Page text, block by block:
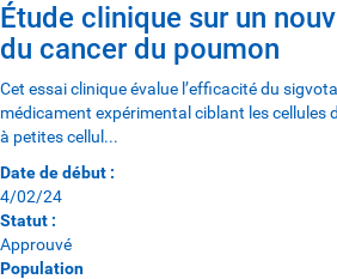
Étude clinique sur un
du cancer du poumon
Cet essai clinique évalue l’efficacité du
médicament expérimental ciblant les cellules
à petites cellul...
Date de début :
4/02/24
Statut :
Approuvé
Population